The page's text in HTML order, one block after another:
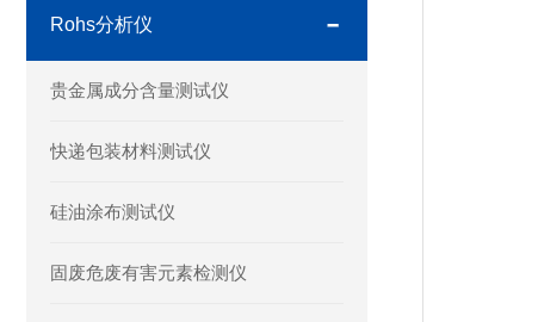
Rohs分析仪
贵金属成分含量测试仪
快递包装材料测试仪
硅油涂布测试仪
固废危废有害元素检测仪